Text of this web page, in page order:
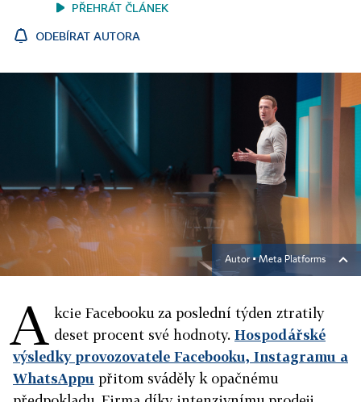
PŘEHRÁT ČLÁNEK
ODEBÍRAT AUTORA
Autor ▪Meta Platforms
A kcie Facebooku za poslední týden ztratily
deset procent své hodnoty. Hospodářské
výsledky provozovatele Facebooku, Instagramu a
WhatsAppu přitom sváděly k opačnému